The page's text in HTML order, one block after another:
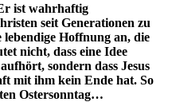
ist wahrhaftig
seit Generationen zu
Hoffnung an, die
nicht, dass eine Idee
sondern dass Jesus
mit ihm kein Ende hat. So
Ostersonntag…